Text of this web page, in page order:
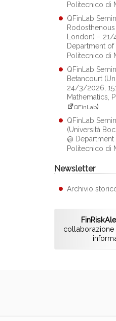
Politecnico di
QFinLab
London) – 21/
Department of
Politecnico di
QFinLab
Betancourt
24/3/2026,
Mathematics,
QFinLab)
QFinLab
(Università
@
Politecnico di
Newsletter
Archivio
collaborazione